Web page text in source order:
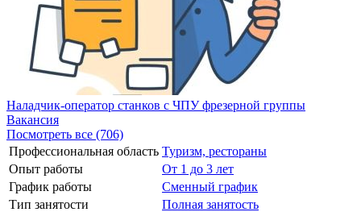
Наладчик-оператор станков с ЧПУ фрезерной группы
Вакансия
Посмотреть все (706)
Профессиональная область Туризм, рестораны
Опыт работы
От 1 до 3 лет
График работы
Сменный график
Тип занятости
Полная занятость